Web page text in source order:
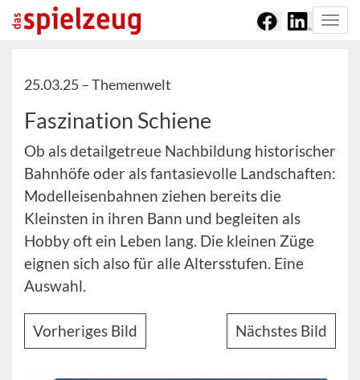
25.03.25 –Themenwelt
Faszination Schiene
Ob als detailgetreue Nachbildung historischer
Bahnhöfe oder als fantasievolle Landschaften:
Modelleisenbahnen ziehen bereits die
Kleinsten in ihren Bann und begleiten als
Hobby oft ein Leben lang. Die kleinen Züge
eignen sich also für alle Altersstufen. Eine
Auswahl.
Vorheriges Bild Nächstes Bild